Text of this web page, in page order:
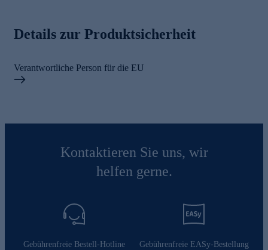
Details zur Produktsicherheit
Verantwortliche Person für die EU
Kontaktieren Sie uns, wir
helfen gerne.
Gebührenfreie Bestell-Hotline Gebührenfreie EASy-Bestellung